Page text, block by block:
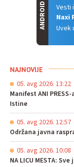
Vesti
Naxi
Uvek
ANDROID
NAJNOVIJE
05. avg 2026. 13:22
Manifest ANI
Istine
05. avg 2026. 12:57
Održana javna
05. avg 2026. 10:08
NA LICU MESTA: